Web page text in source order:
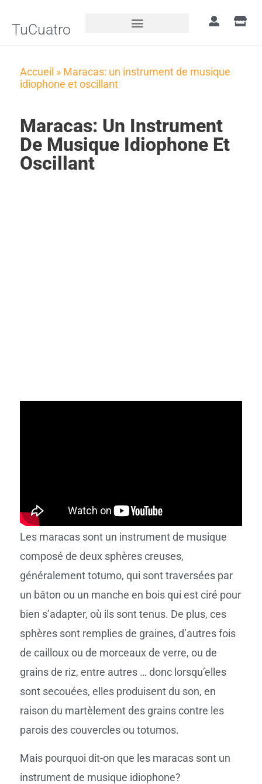
TuCuatro
Accueil » Maracas: un instrument de musique
idiophone et oscillant
Maracas: Un Instrument
De Musique Idiophone Et
Oscillant
Les maracas sont un instrument de musique
composé de deux sphères creuses,
généralement totumo, qui sont traversées par
un bâton ou un manche en bois qui est ciré pour
bien s’adapter, où ils sont tenus. De plus, ces
sphères sont remplies de graines, d’autres fois
de cailloux ou de morceaux de verre, ou de
grains de riz, entre autres … donc lorsqu’elles
sont secouées, elles produisent du son, en
raison du martèlement des grains contre les
parois des couvercles ou totumos.
Mais pourquoi dit-on que les maracas sont un
instrument de musique idiophone?